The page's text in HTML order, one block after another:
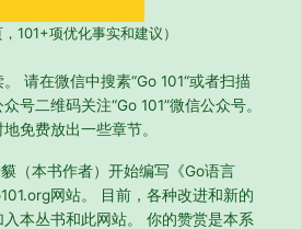
，101+项优化事实和建议）
请在微信中搜素“Go 101“或者扫描
号二维码关注“Go 101”微信公众号。
免费放出一些章节。
（本书作者）开始编写《Go语言
网站。 目前，各种改进和新的
本丛书和此网站。 你的赞赏是本系